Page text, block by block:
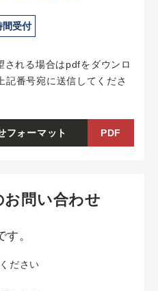
間受付
される場合はpdfをダウンロ
記番号宛に送信してくださ
フォーマット PDF
お問い合わせ
。
ださい